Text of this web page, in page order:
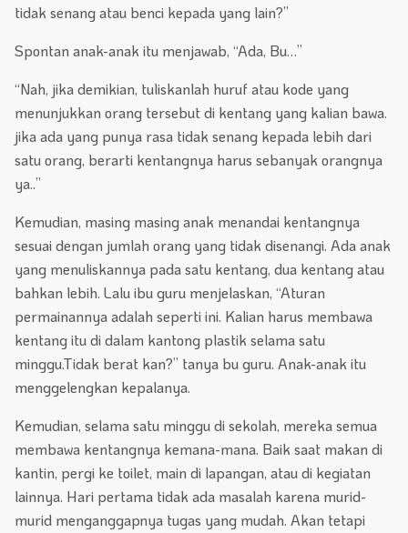
tidak senang atau benci kepada yang lain?”
Spontan anak-anak itu menjawab, “Ada, Bu…”
“Nah, jika demikian, tuliskanlah huruf atau kode yang
menunjukkan orang tersebut di kentang yang kalian bawa.
jika ada yang punya rasa tidak senang kepada lebih dari
satu orang, berarti kentangnya harus sebanyak orangnya
ya..”
Kemudian, masing masing anak menandai kentangnya
sesuai dengan jumlah orang yang tidak disenangi. Ada anak
yang menuliskannya pada satu kentang, dua kentang atau
bahkan lebih. Lalu ibu guru menjelaskan, “Aturan
permainannya adalah seperti ini. Kalian harus membawa
kentang itu di dalam kantong plastik selama satu
minggu.Tidak berat kan?” tanya bu guru. Anak-anak itu
menggelengkan kepalanya.
Kemudian, selama satu minggu di sekolah, mereka semua
membawa kentangnya kemana-mana. Baik saat makan di
kantin, pergi ke toilet, main di lapangan, atau di kegiatan
lainnya. Hari pertama tidak ada masalah karena murid-
murid menganggapnya tugas yang mudah. Akan tetapi